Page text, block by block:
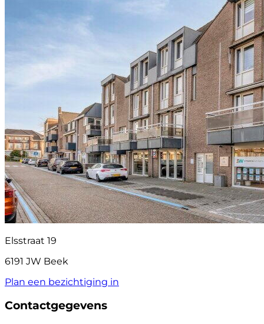
Elsstraat 19
6191 JW Beek
Plan een bezichtiging in
Contactgegevens